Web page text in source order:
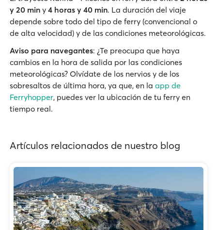
y 20 min y 4 horas y 40 min. La duración del viaje
depende sobre todo del tipo de ferry (convencional o
de alta velocidad) y de las condiciones meteorológicas.
Aviso para navegantes: ¿Te preocupa que haya
cambios en la hora de salida por las condiciones
meteorológicas? Olvídate de los nervios y de los
sobresaltos de última hora, ya que, en la app de
Ferryhopper, puedes ver la ubicación de tu ferry en
tiempo real.
Artículos relacionados de nuestro blog